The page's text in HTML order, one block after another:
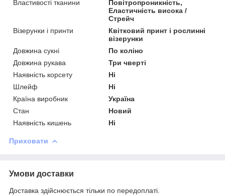
Властивості тканини
Повітропроникність,
Еластичність висока /
Стрейч
Візерунки і принти
Квітковий принт і рослинні
візерунки
Довжина сукні
По коліно
Довжина рукава
Три чверті
Наявність корсету
Ні
Шлейф
Ні
Країна виробник
Україна
Стан
Новий
Наявність кишень
Ні
Приховати
Умови доставки
Доставка здійснюється тільки по передоплаті.